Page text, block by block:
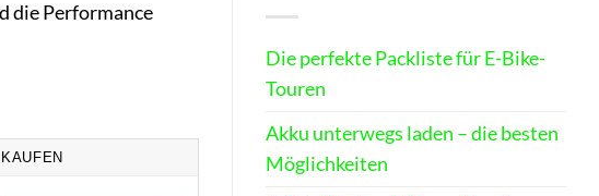
die Performance
KAUFEN
Die perfekte Packliste für E-Bike-
Touren
Akku unterwegs laden – die besten
Möglichkeiten